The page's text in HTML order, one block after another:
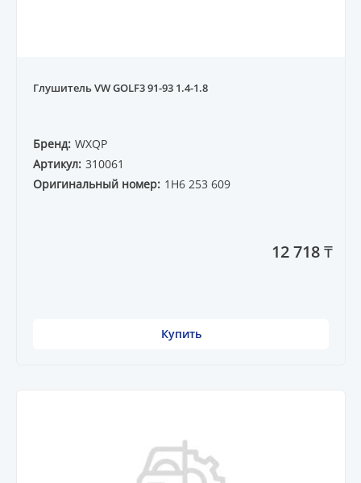
Глушитель VW GOLF3 91-93 1.4-1.8
Бренд: WXQP
Артикул: 310061
Оригинальный номер: 1H6 253 609
12 718 ₸
Купить